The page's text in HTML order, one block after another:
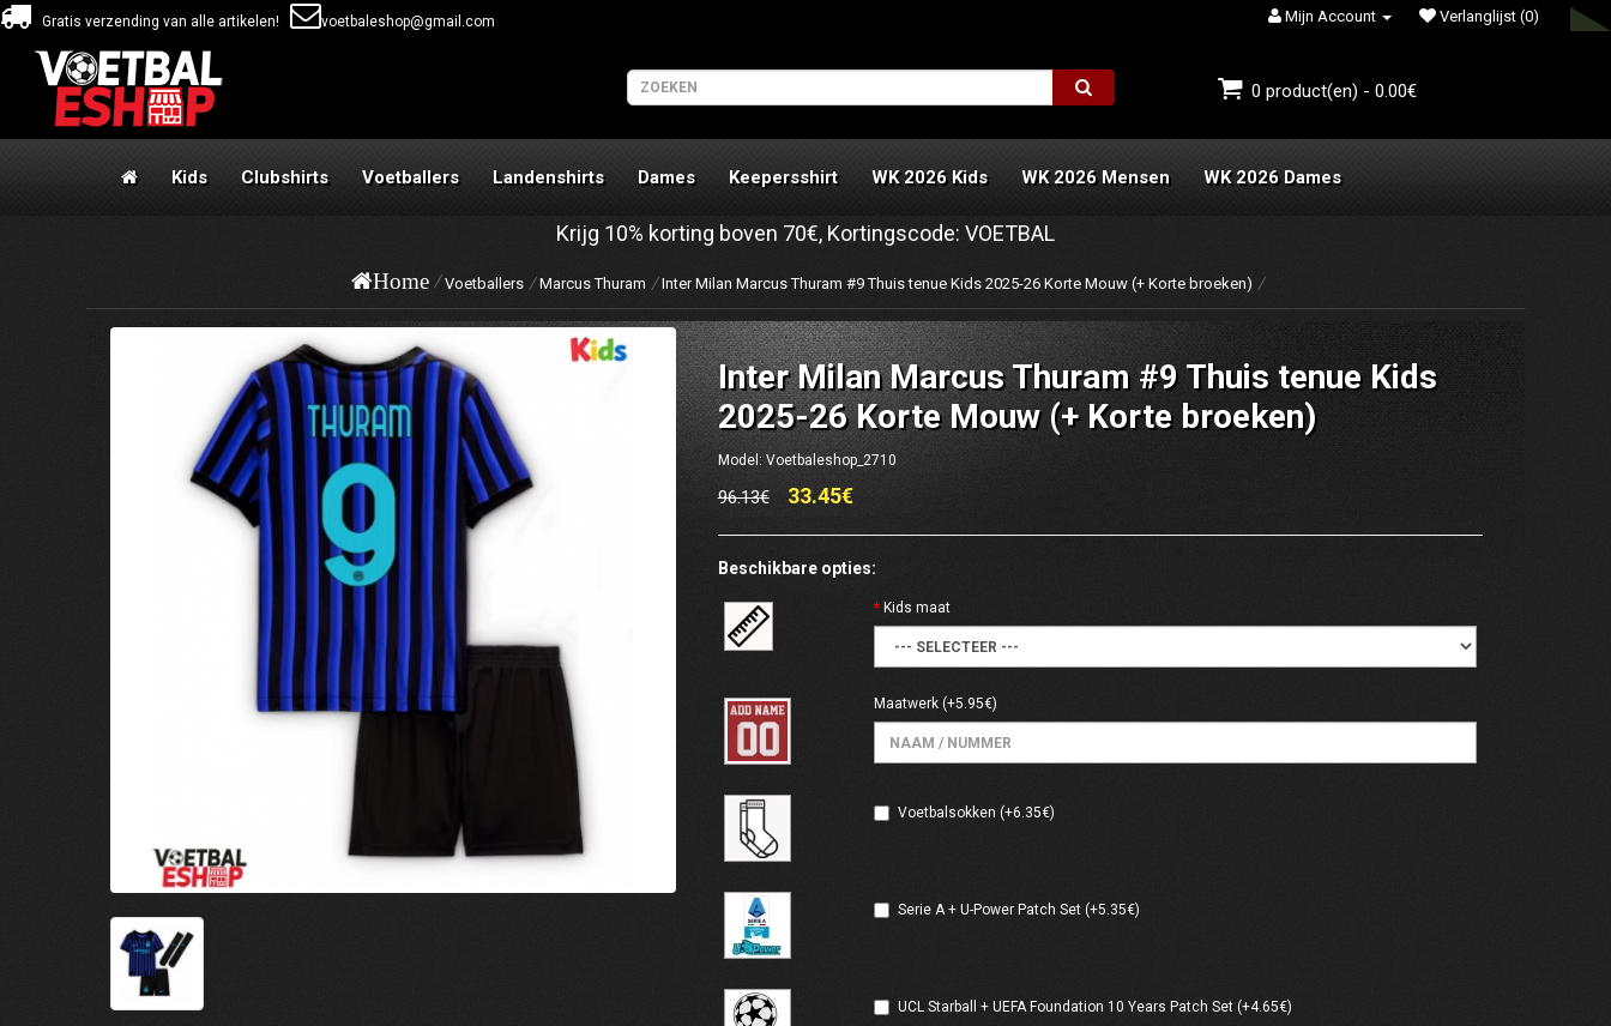
Gratis verzending van alle artikelen! voetbaleshop@gmail.com Mijn Account Verlanglijst (0)
0 product(en) - 0.00€
Kids Clubshirts Voetballers Landenshirts Dames Keepersshirt WK 2026 Kids WK 2026 Mensen WK 2026 Dames
Krijg 10% korting boven 70€, Kortingscode: VOETBAL
Home Voetballers Marcus Thuram Inter Milan Marcus Thuram #9 Thuis tenue Kids 2025-26 Korte Mouw (+ Korte broeken)
Inter Milan Marcus Thuram #9 Thuis tenue Kids
2025-26 Korte Mouw (+ Korte broeken)
Model: Voetbaleshop_2710
96.13€ 33.45€
Beschikbare opties:
Kids maat
Maatwerk (+5.95€)
Voetbalsokken (+6.35€)
Serie A + U-Power Patch Set (+5.35€)
UCL Starball + UEFA Foundation 10 Years Patch Set (+4.65€)